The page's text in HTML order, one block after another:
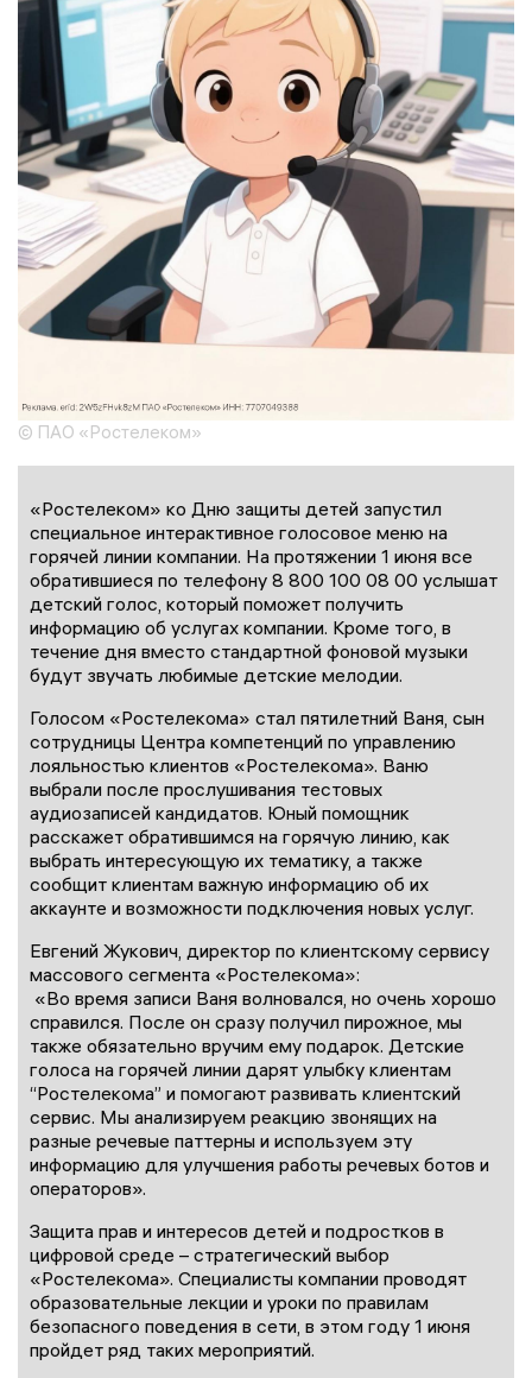
© ПАО «Ростелеком»
«Ростелеком» ко Дню защиты детей запустил
специальное интерактивное голосовое меню на
горячей линии компании. На протяжении 1 июня все
обратившиеся по телефону 8 800 100 08 00 услышат
детский голос, который поможет получить
информацию об услугах компании. Кроме того, в
течение дня вместо стандартной фоновой музыки
будут звучать любимые детские мелодии.
Голосом «Ростелекома» стал пятилетний Ваня, сын
сотрудницы Центра компетенций по управлению
лояльностью клиентов «Ростелекома». Ваню
выбрали после прослушивания тестовых
аудиозаписей кандидатов. Юный помощник
расскажет обратившимся на горячую линию, как
выбрать интересующую их тематику, а также
сообщит клиентам важную информацию об их
аккаунте и возможности подключения новых услуг.
Евгений Жукович, директор по клиентскому сервису
массового сегмента «Ростелекома»:
«Во время записи Ваня волновался, но очень хорошо
справился. После он сразу получил пирожное, мы
также обязательно вручим ему подарок. Детские
голоса на горячей линии дарят улыбку клиентам
“Ростелекома” и помогают развивать клиентский
сервис. Мы анализируем реакцию звонящих на
разные речевые паттерны и используем эту
информацию для улучшения работы речевых ботов и
операторов».
Защита прав и интересов детей и подростков в
цифровой среде – стратегический выбор
«Ростелекома». Специалисты компании проводят
образовательные лекции и уроки по правилам
безопасного поведения в сети, в этом году 1 июня
пройдет ряд таких мероприятий.